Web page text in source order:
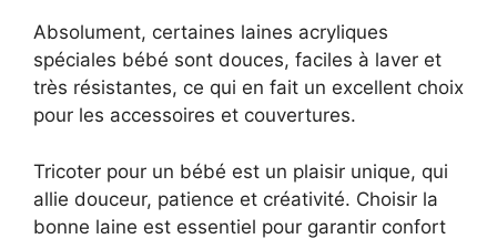
Absolument, certaines laines acryliques
spéciales bébé sont douces, faciles à laver et
très résistantes, ce qui en fait un excellent choix
pour les accessoires et couvertures.
Tricoter pour un bébé est un plaisir unique, qui
allie douceur, patience et créativité. Choisir la
bonne laine est essentiel pour garantir confort